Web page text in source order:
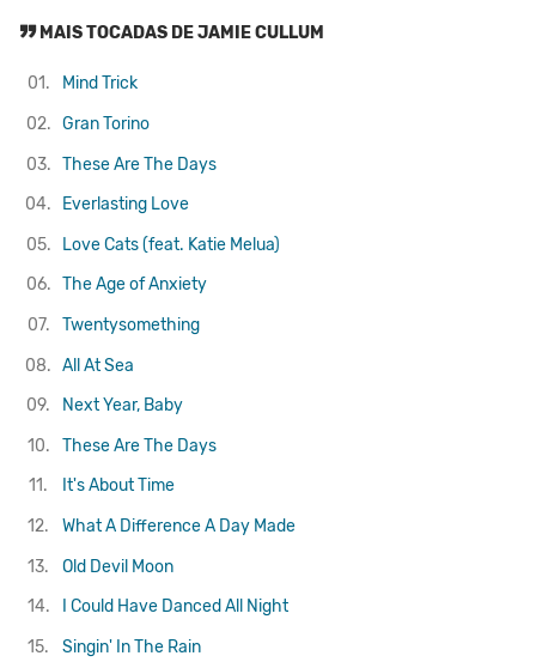
MAIS TOCADAS DE JAMIE CULLUM
01.
Mind Trick
02. Gran Torino
03. These Are The Days
04.
Everlasting Love
05.
Love Cats (feat. Katie Melua)
06. The Age of Anxiety
07.
Twentysomething
08. All At Sea
09.
Next Year, Baby
10.
These Are The Days
11.
It's About Time
12.
What A Difference A Day Made
13.
Old Devil Moon
14.
I Could Have Danced All Night
15.
Singin' In The Rain